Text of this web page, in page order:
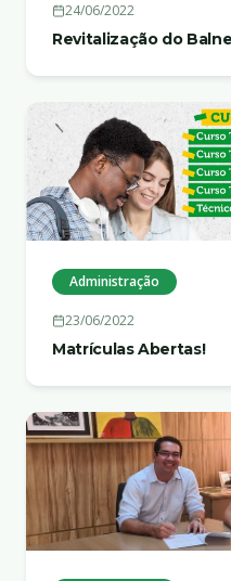
24/06/2022
Revitalização do
Administração
23/06/2022
Matrículas Abertas!